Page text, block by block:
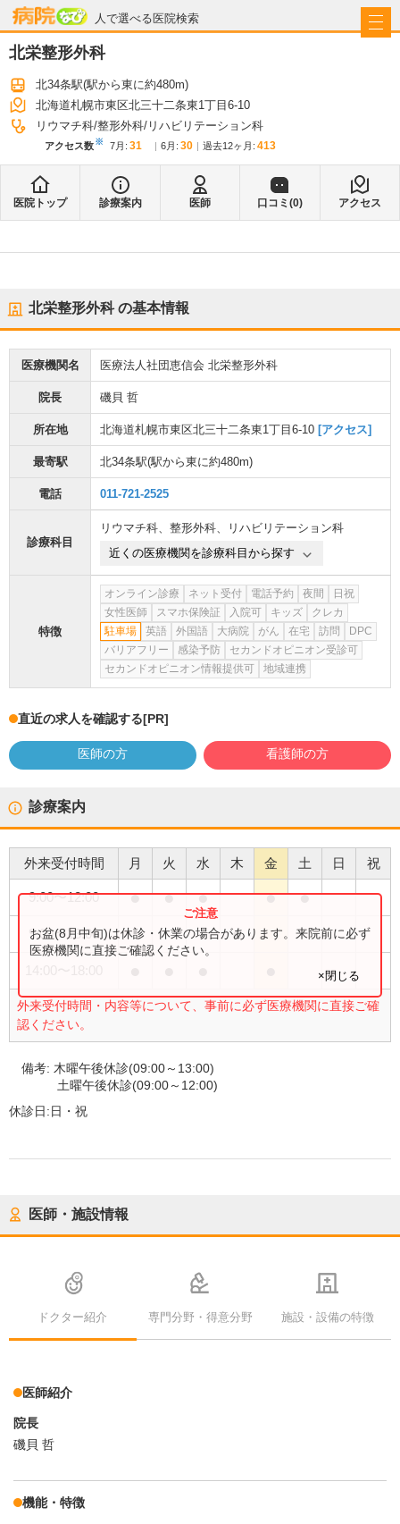
人で選べる医院検索
病院なび
北栄整形外科
北34条駅(駅から東に約480m)
北海道札幌市東区北三十二条東1丁目6-10
リウマチ科 整形外科 リハビリテーション科
アクセス数※ 7月 : 31 6月 : 30 過去12ヶ月: 413
医院トップ 診療案内 医師 口コミ(0) アクセス
北栄整形外科の基本情報
医療機関名 医療法人社団恵信会 北栄整形外科
院長 磯貝 哲
所在地 北海道札幌市東区北三十二条東1丁目6-10 [アクセス]
最寄駅 北34条駅(駅から東に約480m)
電話 011-721-2525
診療科目
リウマチ科、 整形外科、
リハビリテーション科
近くの医療機関を診療科目から探す
特徴
オンライン診療 ネット受付 電話予約 夜間
日祝
女性医師
スマホ保険証 入院可 キッズ
クレカ
駐車場
英語 外国語 大病院 がん 在宅 訪問
DPC
バリアフリー
感染予防
セカンドオピニオン受診可
セカンドオピニオン情報提供可
地域連携
直近の求人を確認する[PR]
医師の方 看護師の方
診療案内
外来受付時間 月 火 水 木 金 土 日 祝
9:00〜12:00 ● ● ● ● ●
9:00〜13:00 ●
外来受付時間・内容等について、事前に必ず医療機関に直接ご確
認ください。
お盆(8月中旬)は休診・休業の場合があります。来院前に必ず
医療機関に直接ご確認ください。
×閉じる
備考: 木曜午後休診(09:00～13:00)
土曜午後休診(09:00～12:00)
休診日:日・祝
医師・施設情報
ドクター紹介 専門分野・得意分野 施設・設備の特徴
医師紹介
院長
磯貝 哲
機能・特徴